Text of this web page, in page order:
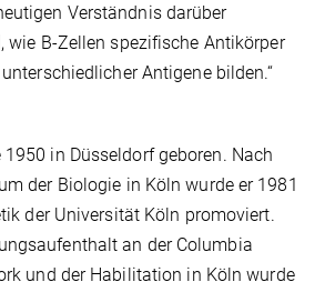
Verständnis darüber
wie B-Zellen spezifische Antikörper
Antigene bilden.“
in Düsseldorf geboren. Nach
der Biologie in Köln wurde er 1981
der Universität Köln promoviert.
an der Columbia
und der Habilitation in Köln wurde